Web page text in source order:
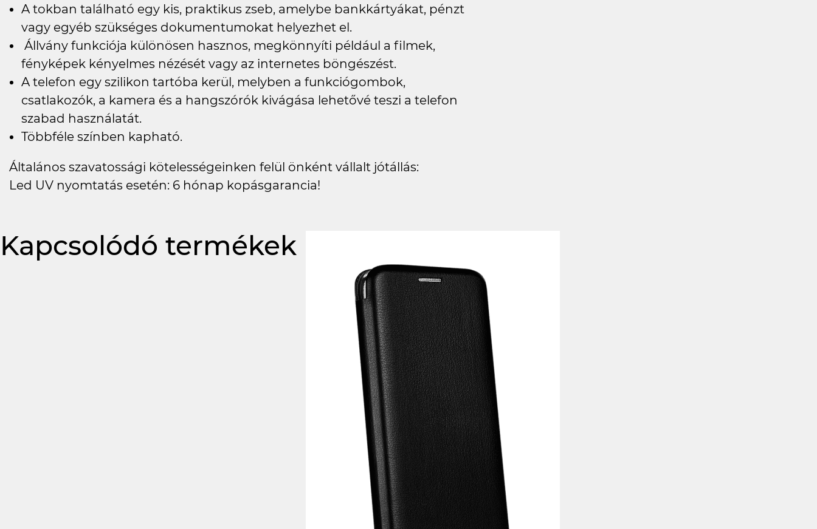
A tokban található egy kis, praktikus zseb, amelybe bankkártyákat, pénzt
vagy egyéb szükséges dokumentumokat helyezhet el.
Állvány funkciója különösen hasznos, megkönnyíti például a filmek,
fényképek kényelmes nézését vagy az internetes böngészést.
A telefon egy szilikon tartóba kerül, melyben a funkciógombok,
csatlakozók, a kamera és a hangszórók kivágása lehetővé teszi a telefon
szabad használatát.
Többféle színben kapható.
Általános szavatossági kötelességeinken felül önként vállalt jótállás:
Led UV nyomtatás esetén: 6 hónap kopásgarancia!
Kapcsolódó termékek